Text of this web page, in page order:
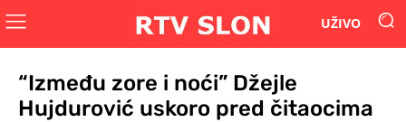
UŽIVO
“Između zore i noći” Džejle
Hujdurović uskoro pred čitaocima